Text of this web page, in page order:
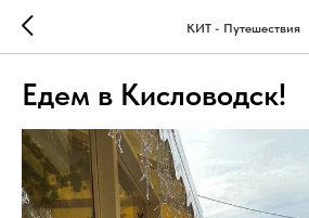
КИТ - Путешествия
Едем в Кисловодск!